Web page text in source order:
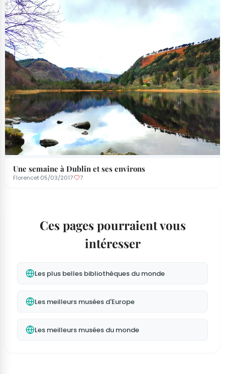
Une semaine à Dublin et ses environs
Florencet·05/03/2017· 7
Ces pages pourraient vous
intéresser
Les plus belles bibliothèques du monde
Les meilleurs musées d'Europe
Les meilleurs musées du monde